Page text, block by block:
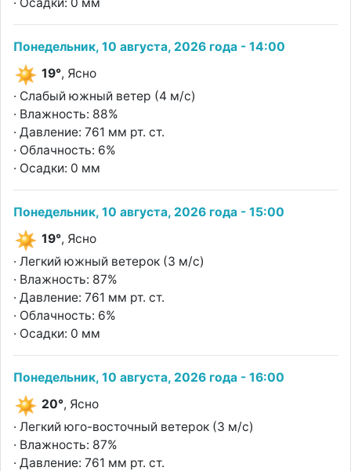
Понедельник, 10 августа, 2026 года - 14:00
19°, Ясно
· Слабый южный ветер (4 м/с)
· Влажность: 88%
· Давление: 761 мм рт. ст.
· Облачность: 6%
· Осадки: 0 мм
Понедельник, 10 августа, 2026 года - 15:00
19°, Ясно
· Легкий южный ветерок (3 м/с)
· Влажность: 87%
· Давление: 761 мм рт. ст.
· Облачность: 6%
· Осадки: 0 мм
Понедельник, 10 августа, 2026 года - 16:00
20°, Ясно
· Легкий юго-восточный ветерок (3 м/с)
· Влажность: 87%
· Давление: 761 мм рт. ст.